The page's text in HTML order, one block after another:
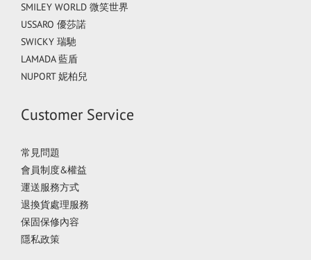
SMILEY WORLD 微笑世界
USSARO 優莎諾
SWICKY 瑞馳
LAMADA 藍盾
NUPORT 妮柏兒
Customer Service
常見問題
會員制度&權益
運送服務方式
退換貨處理服務
保固保修內容
隱私政策